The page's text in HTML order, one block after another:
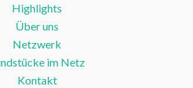
Highlights
Über uns
Netzwerk
im Netz
Kontakt